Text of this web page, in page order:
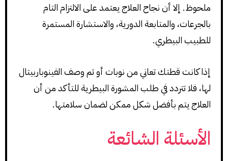
ملحوظ. إلا أن نجاح العلاج يعتمد على الالتزام التام
بالجرعات، والمتابعة الدورية، والاستشارة المستمرة
للطبيب البيطري.
إذا كانت قطتك تعاني من نوبات أو تم وصف الفينوباربيتال
لها، فلا تتردد في طلب المشورة البيطرية للتأكد من أن
العلاج يتم بأفضل شكل ممكن لضمان سلامتها.
الأسئلة الشائعة